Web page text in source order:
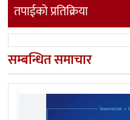
तपाईको प्रतिक्रिया
सम्बन्धित समाचार